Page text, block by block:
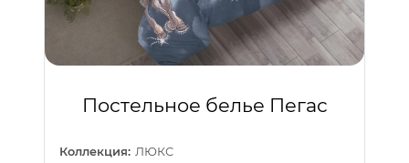
Постельное белье Пегас
Коллекция: ЛЮКС